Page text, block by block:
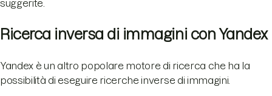
suggerite.
Ricerca inversa di immagini con Yandex
Yandex è un altro popolare motore di ricerca che ha la
possibilità di eseguire ricerche inverse di immagini.